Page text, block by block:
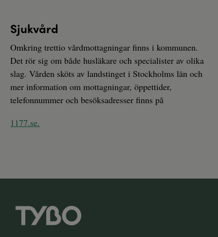
Sjukvård
Omkring trettio vårdmottagningar finns i kommunen.
Det rör sig om både husläkare och specialister av olika
slag. Vården sköts av landstinget i Stockholms län och
mer information om mottagningar, öppettider,
telefonnummer och besöksadresser finns på
1177.se.